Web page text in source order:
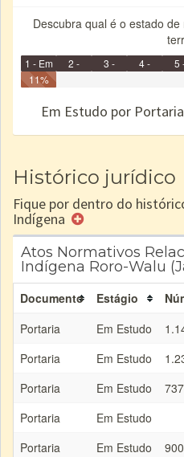
Descubra qual é o estado
1 - Em
Identificação
2 -
3 -
4 -
5
11%
Em Estudo por
Histórico jurídico
Fique por dentro do
Indígena
Atos Normativos
Indígena Roro-Walu
Documento Estágio
Portaria
Em Estudo
Portaria
Em Estudo
Portaria
Em Estudo 737
Portaria
Em Estudo
Portaria
Em Estudo 900